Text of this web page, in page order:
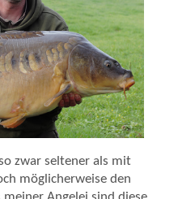
zwar seltener als mit
möglicherweise den